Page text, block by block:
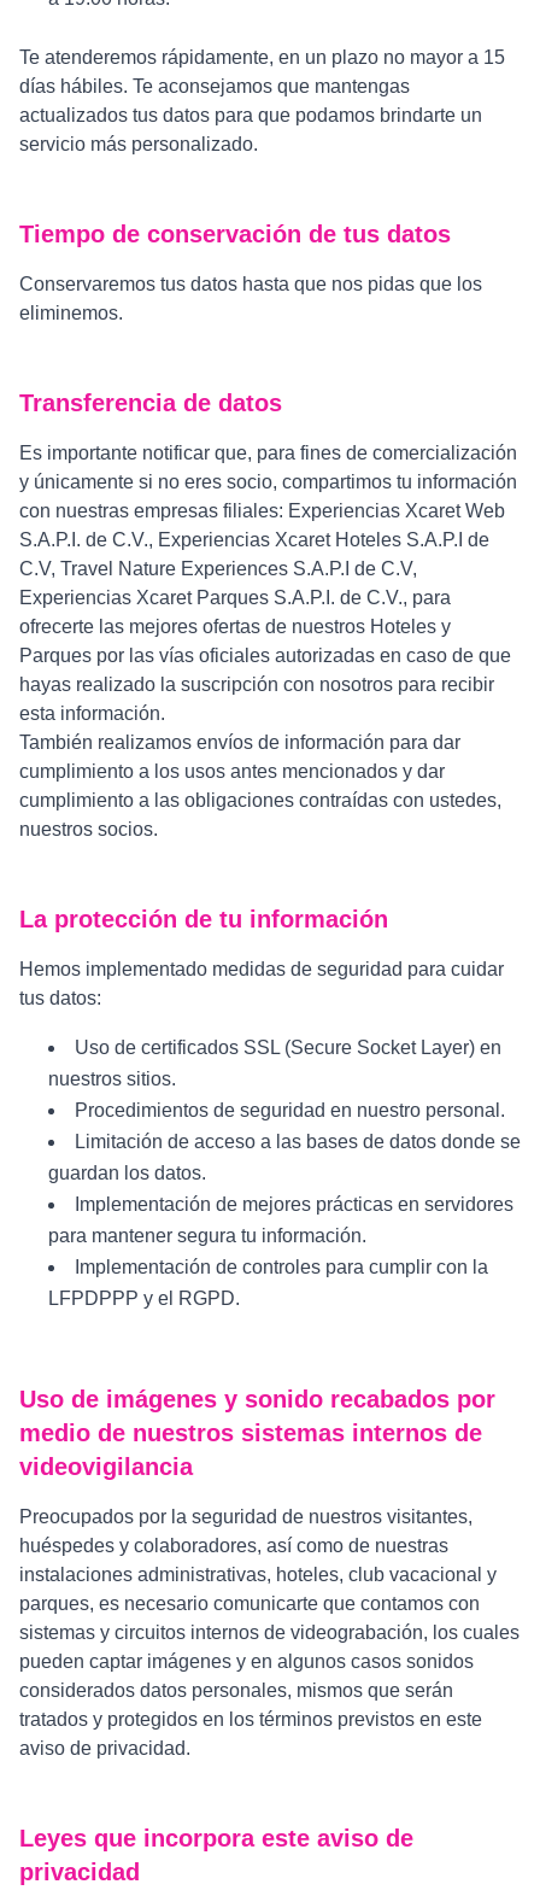
Te atenderemos rápidamente, en un plazo no mayor a 15
días hábiles. Te aconsejamos que mantengas
actualizados tus datos para que podamos brindarte un
servicio más personalizado.
Tiempo de conservación de tus datos
Conservaremos tus datos hasta que nos pidas que los
eliminemos.
Transferencia de datos
Es importante notificar que, para fines de comercialización
y únicamente si no eres socio, compartimos tu información
con nuestras empresas filiales: Experiencias Xcaret Web
S.A.P.I. de C.V., Experiencias Xcaret Hoteles S.A.P.I de
C.V, Travel Nature Experiences S.A.P.I de C.V,
Experiencias Xcaret Parques S.A.P.I. de C.V., para
ofrecerte las mejores ofertas de nuestros Hoteles y
Parques por las vías oficiales autorizadas en caso de que
hayas realizado la suscripción con nosotros para recibir
esta información.
También realizamos envíos de información para dar
cumplimiento a los usos antes mencionados y dar
cumplimiento a las obligaciones contraídas con ustedes,
nuestros socios.
La protección de tu información
Hemos implementado medidas de seguridad para cuidar
tus datos:
Uso de certificados SSL (Secure Socket Layer) en
nuestros sitios.
Procedimientos de seguridad en nuestro personal.
Limitación de acceso a las bases de datos donde se
guardan los datos.
Implementación de mejores prácticas en servidores
para mantener segura tu información.
Implementación de controles para cumplir con la
LFPDPPP y el RGPD.
Uso de imágenes y sonido recabados por
medio de nuestros sistemas internos de
videovigilancia
Preocupados por la seguridad de nuestros visitantes,
huéspedes y colaboradores, así como de nuestras
instalaciones administrativas, hoteles, club vacacional y
parques, es necesario comunicarte que contamos con
sistemas y circuitos internos de videograbación, los cuales
pueden captar imágenes y en algunos casos sonidos
considerados datos personales, mismos que serán
tratados y protegidos en los términos previstos en este
aviso de privacidad.
Leyes que incorpora este aviso de
privacidad